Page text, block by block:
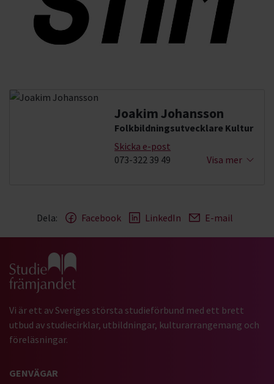
Joakim Johansson
Folkbildningsutvecklare Kultur
Skicka e-post
073-322 39 49
Visa mer
Dela: Facebook LinkedIn E-mail
Gå till studiefrämjandets startsida
Vi är ett av Sveriges största studieförbund med ett brett
utbud av studiecirklar, utbildningar, kulturarrangemang och
föreläsningar.
GENVÄGAR